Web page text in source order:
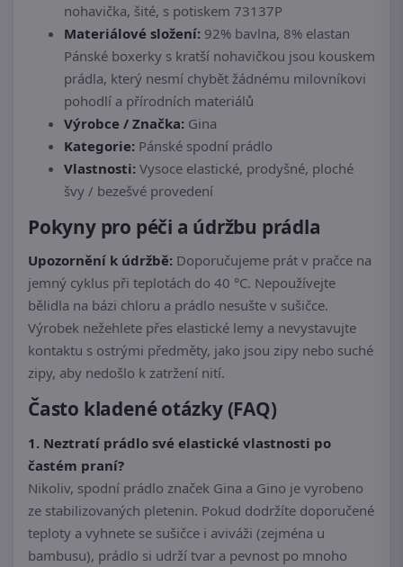
nohavička, šité, s potiskem 73137P
Materiálové složení: 92% bavlna, 8% elastan
Pánské boxerky s kratší nohavičkou jsou kouskem
prádla, který nesmí chybět žádnému milovníkovi
pohodlí a přírodních materiálů
Výrobce / Značka: Gina
Kategorie: Pánské spodní prádlo
Vlastnosti: Vysoce elastické, prodyšné, ploché
švy / bezešvé provedení
Pokyny pro péči a údržbu prádla
Upozornění k údržbě: Doporučujeme prát v pračce na
jemný cyklus při teplotách do 40 °C. Nepoužívejte
bělidla na bázi chloru a prádlo nesušte v sušičce.
Výrobek nežehlete přes elastické lemy a nevystavujte
kontaktu s ostrými předměty, jako jsou zipy nebo suché
zipy, aby nedošlo k zatržení nití.
Často kladené otázky (FAQ)
1. Neztratí prádlo své elastické vlastnosti po
častém praní?
Nikoliv, spodní prádlo značek Gina a Gino je vyrobeno
ze stabilizovaných pletenin. Pokud dodržíte doporučené
teploty a vyhnete se sušičce i aviváži (zejména u
bambusu), prádlo si udrží tvar a pevnost po mnoho